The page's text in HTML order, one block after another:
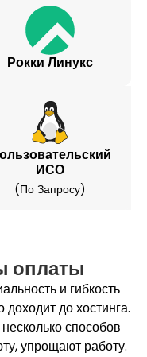
Рокки Линукс
ИСО
(по Запросу)
оплаты
и гибкость
до хостинга.
способов
упрощают работу.